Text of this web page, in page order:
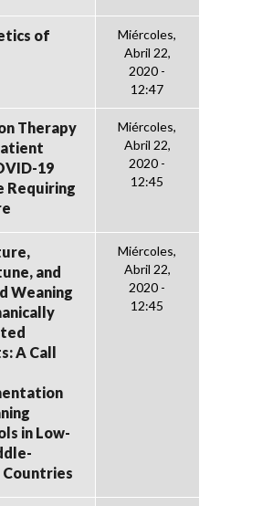
of
Miércoles,
Abril 22,
2020 -
12:47
Therapy
19
Requiring
Miércoles,
Abril 22,
2020 -
12:45
and
Weaning
A Call
in Low-
Countries
Miércoles,
Abril 22,
2020 -
12:45